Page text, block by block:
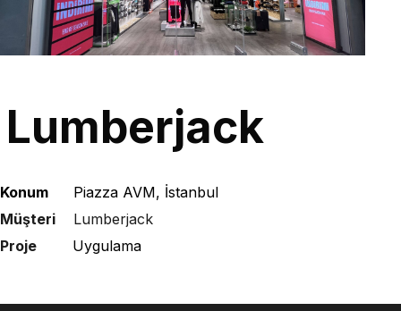
Lumberjack
Konum Piazza AVM, İstanbul
Müşteri Lumberjack
Proje Uygulama